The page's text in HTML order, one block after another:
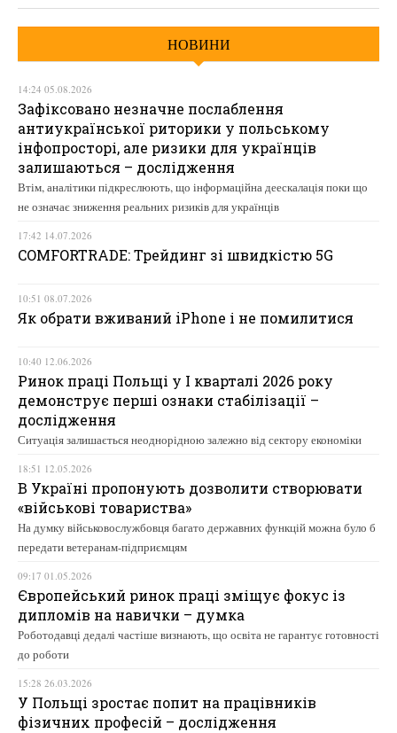
НОВИНИ
14:24 05.08.2026
Зафіксовано незначне послаблення
антиукраїнської риторики у польському
інфопросторі, але ризики для українців
залишаються – дослідження
Втім, аналітики підкреслюють, що інформаційна деескалація поки що
не означає зниження реальних ризиків для українців
17:42 14.07.2026
COMFORTRADE: Трейдинг зі швидкістю 5G
10:51 08.07.2026
Як обрати вживаний iPhone і не помилитися
10:40 12.06.2026
Ринок праці Польщі у І кварталі 2026 року
демонструє перші ознаки стабілізації –
дослідження
Ситуація залишається неоднорідною залежно від сектору економіки
18:51 12.05.2026
В Україні пропонують дозволити створювати
«військові товариства»
На думку військовослужбовця багато державних функцій можна було б
передати ветеранам-підприємцям
09:17 01.05.2026
Європейський ринок праці зміщує фокус із
дипломів на навички – думка
Роботодавці дедалі частіше визнають, що освіта не гарантує готовності
до роботи
15:28 26.03.2026
У Польщі зростає попит на працівників
фізичних професій – дослідження